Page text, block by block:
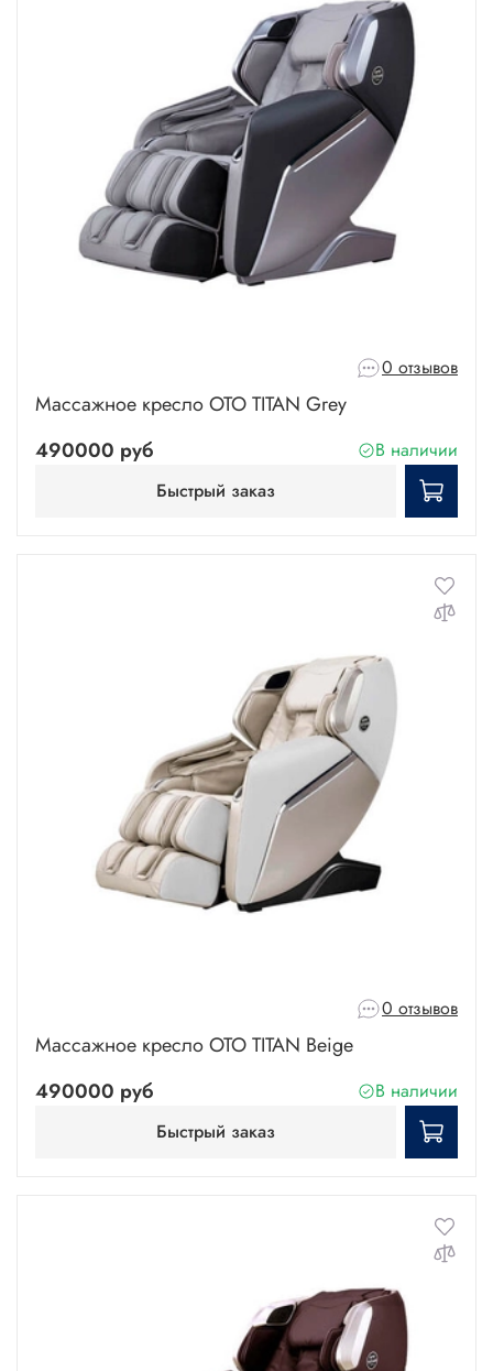
0 отзывов
Массажное кресло OTO TITAN Grey
490000 руб
В наличии
Быстрый заказ
0 отзывов
Массажное кресло OTO TITAN Beige
490000 руб
В наличии
Быстрый заказ